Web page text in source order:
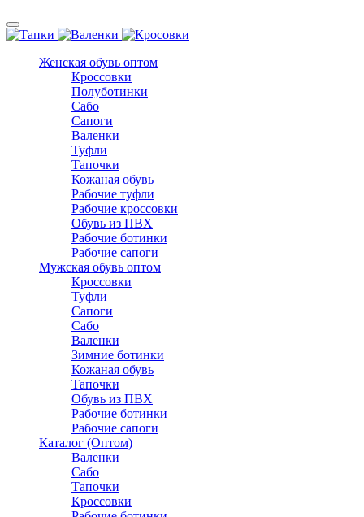
Женская обувь оптом
Кроссовки
Полуботинки
Сабо
Сапоги
Валенки
Туфли
Тапочки
Кожаная обувь
Рабочие туфли
Рабочие кроссовки
Обувь из ПВХ
Рабочие ботинки
Рабочие сапоги
Мужская обувь оптом
Кроссовки
Туфли
Сапоги
Сабо
Валенки
Зимние ботинки
Кожаная обувь
Тапочки
Обувь из ПВХ
Рабочие ботинки
Рабочие сапоги
Каталог (Оптом)
Валенки
Сабо
Тапочки
Кроссовки